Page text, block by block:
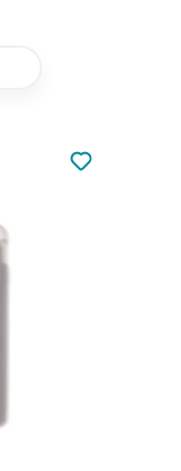
Nincsen
Hozzáadás